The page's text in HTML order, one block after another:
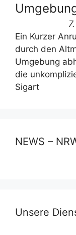
Ein Kurzer
durch den
Umgebung
die
Sigart
NEWS –
Unsere